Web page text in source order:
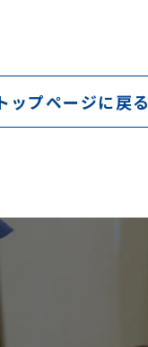
ップページに戻る